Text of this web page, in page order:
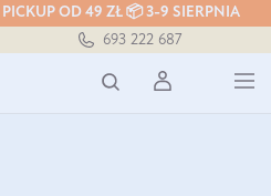
OD 49 ZŁ 📦 3-9 SIERPNIA
693 222 687